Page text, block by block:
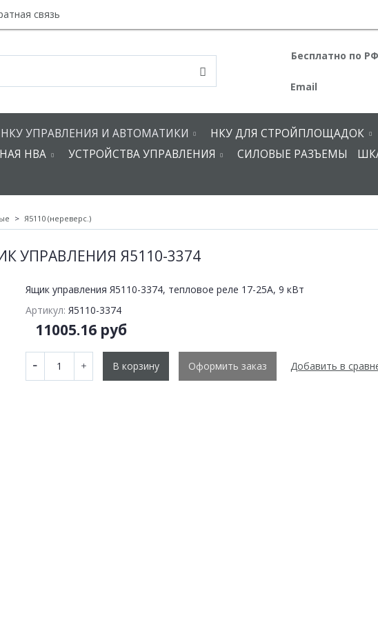
связь
Бесплатно по
+7
НКУ УПРАВЛЕНИЯ И АВТОМАТИКИ
НКУ ДЛЯ СТРОЙПЛОЩАДОК
НВА УСТРОЙСТВА УПРАВЛЕНИЯ СИЛОВЫЕ РАЗЪЕМЫ
Я5110 (нереверс.)
УПРАВЛЕНИЯ Я5110-3374
Ящик управления Я5110-3374, тепловое реле 17-25А, 9 кВт
Артикул: Я5110-3374
11005.16 руб
В корзину Оформить заказ Добавить в